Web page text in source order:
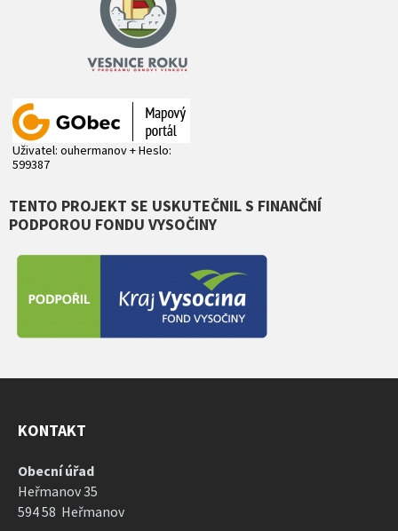
Uživatel: ouhermanov + Heslo:
599387
TENTO PROJEKT SE USKUTEČNIL S FINANČNÍ
PODPOROU FONDU VYSOČINY
KONTAKT
Obecní úřad
Heřmanov 35
594 58 Heřmanov